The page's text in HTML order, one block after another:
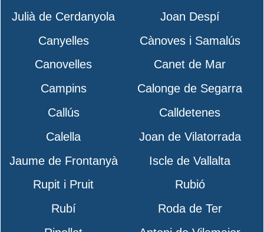
Julià de Cerdanyola
Joan Despí
Canyelles
Cànoves i Samalús
Canovelles
Canet de Mar
Campins
Calonge de Segarra
Callús
Calldetenes
Calella
Joan de Vilatorrada
Jaume de Frontanyà
Iscle de Vallalta
Rupit i Pruit
Rubió
Rubí
Roda de Ter